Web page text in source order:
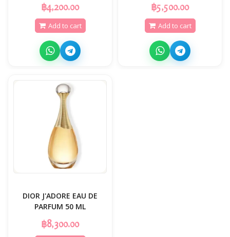
฿4,200.00
Add to cart
฿5,500.00
Add to cart
DIOR J'ADORE EAU DE
PARFUM 50 ML
฿8,300.00